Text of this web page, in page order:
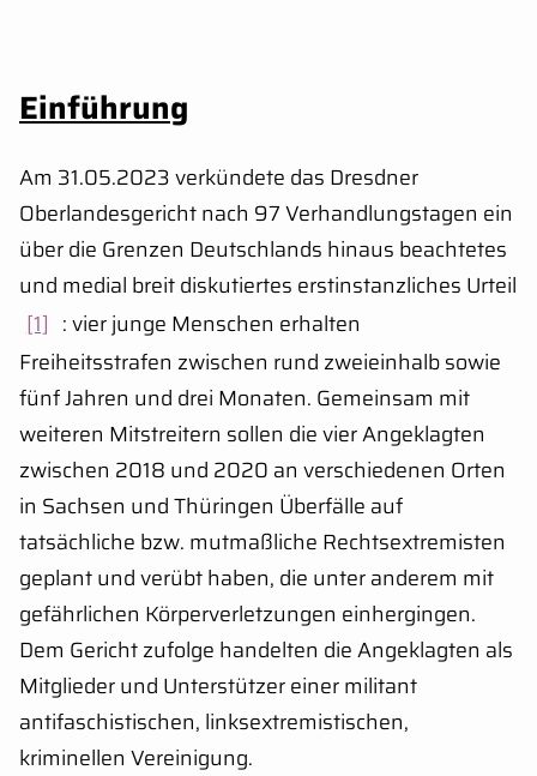
Einführung
Am 31.05.2023 verkündete das Dresdner
Oberlandesgericht nach 97 Verhandlungstagen ein
über die Grenzen Deutschlands hinaus beachtetes
und medial breit diskutiertes erstinstanzliches Urteil
[1] : vier junge Menschen erhalten
Freiheitsstrafen zwischen rund zweieinhalb sowie
fünf Jahren und drei Monaten. Gemeinsam mit
weiteren Mitstreitern sollen die vier Angeklagten
zwischen 2018 und 2020 an verschiedenen Orten
in Sachsen und Thüringen Überfälle auf
tatsächliche bzw. mutmaßliche Rechtsextremisten
geplant und verübt haben, die unter anderem mit
gefährlichen Körperverletzungen einhergingen.
Dem Gericht zufolge handelten die Angeklagten als
Mitglieder und Unterstützer einer militant
antifaschistischen, linksextremistischen,
kriminellen Vereinigung.